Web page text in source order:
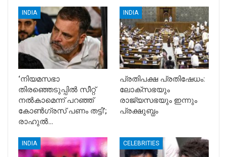
INDIA
‘നിയമസഭാ
തിരഞ്ഞെടുപ്പിൽ സീറ്റ്
നൽകാമെന്ന് പറഞ്ഞ്
കോൺഗ്രസ് പണം തട്ടി’;
രാഹുൽ…
INDIA
പ്രതിപക്ഷ പ്രതിഷേധം:
ലോക്സഭയും
രാജ്യസഭയും ഇന്നും
പ്രക്ഷുബ്ധം
INDIA CELEBRITIES